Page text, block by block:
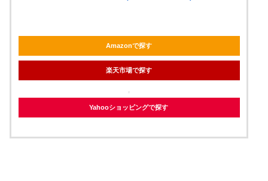
Amazonで探す
楽天市場で探す
Yahooショッピングで探す